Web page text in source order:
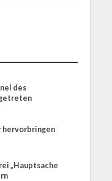
des
hervorbringen
„Hauptsache